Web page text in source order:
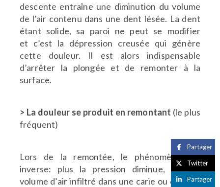
descente entraîne une diminution du volume
de l’air contenu dans une dent lésée. La dent
étant solide, sa paroi ne peut se modifier
et c’est la dépression creusée qui génère
cette douleur. Il est alors indispensable
d’arrêter la plongée et de remonter à la
surface.
> La douleur se produit en remontant (le plus
fréquent)
Lors de la remontée, le phénomène est
inverse: plus la pression diminue, plus le
volume d’air infiltré dans une carie ou dans un
Partager
Twitter
Partager